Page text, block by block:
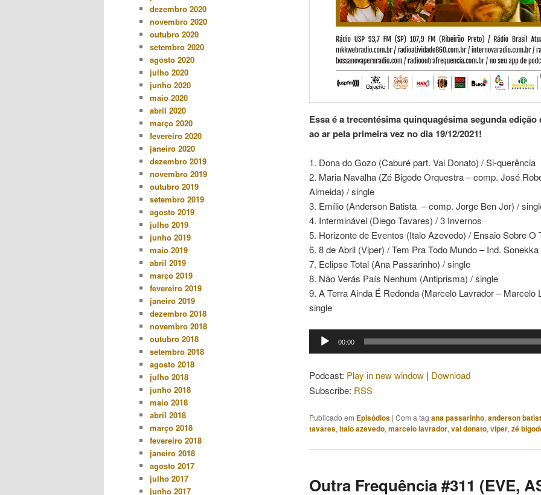
Essa é a trecentésima quinquagésima segunda
ao ar pela primeira vez no dia 19/12/2021!
1. Dona do Gozo (Caburé part. Val Donato) / Si-querência
2. Maria Navalha (Zé Bigode Orquestra – comp. José
Almeida) / single
3. Emílio (Anderson Batista – comp. Jorge Ben Jor) /
4. Interminável (Diego Tavares) / 3 Invernos
5. Horizonte de Eventos (Italo Azevedo) / Ensaio Sobre O
6. 8 de Abril (Viper) / Tem Pra Todo Mundo – Ind. Sonekka
7. Eclipse Total (Ana Passarinho) / single
8. Não Verás País Nenhum (Antiprisma) / single
9. A Terra Ainda É Redonda (Marcelo Lavrador – Marcelo
single
Tocador 00:00
Podcast: Play in new window | Download
Subscribe: RSS
Publicado em Episódios | Com a tag ana passarinho, anderson
tavares, italo azevedo, marcelo lavrador, val donato, viper, zé
Outra Frequência #311 (EVE,
dezembro 2020
novembro 2020
outubro 2020
setembro 2020
agosto 2020
julho 2020
junho 2020
maio 2020
abril 2020
março 2020
fevereiro 2020
janeiro 2020
dezembro 2019
novembro 2019
outubro 2019
setembro 2019
agosto 2019
julho 2019
junho 2019
maio 2019
abril 2019
março 2019
fevereiro 2019
janeiro 2019
dezembro 2018
novembro 2018
outubro 2018
setembro 2018
agosto 2018
julho 2018
junho 2018
maio 2018
abril 2018
março 2018
fevereiro 2018
janeiro 2018
agosto 2017
julho 2017
junho 2017